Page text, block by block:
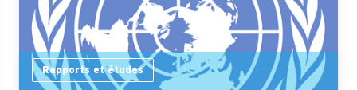
Rapports et études